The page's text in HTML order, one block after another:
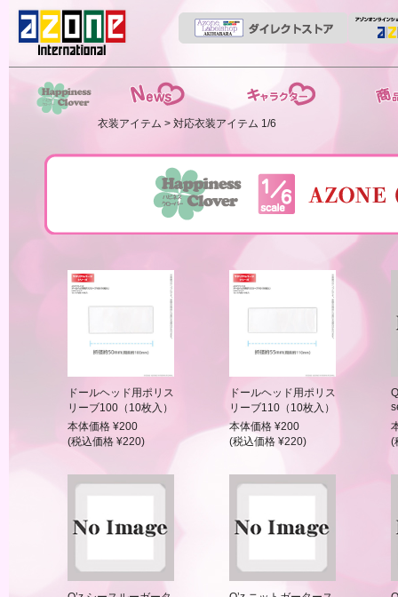
HappinessClover衣装アイテム > 対応衣装アイテム 1/6
ドールヘッド用ポリス
リーブ100（10枚入）
本体価格 ¥200
(税込価格 ¥220)
ドールヘッド用ポリス
リーブ110（10枚入）
本体価格 ¥200
(税込価格 ¥220)
(